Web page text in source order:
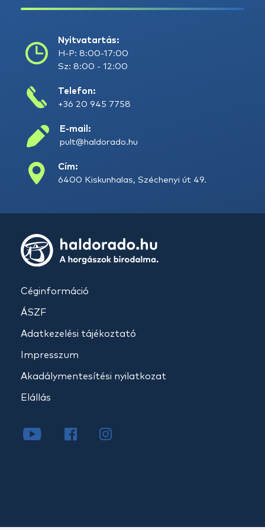
Nyitvatartás:
H-P: 8:00-17:00
Sz: 8:00 - 12:00
Telefon:
+36 20 945 7758
E-mail:
pult@haldorado.hu
Cím:
6400 Kiskunhalas, Széchenyi út 49.
Céginformáció
ÁSZF
Adatkezelési tájékoztató
Impresszum
Akadálymentesítési nyilatkozat
Elállás